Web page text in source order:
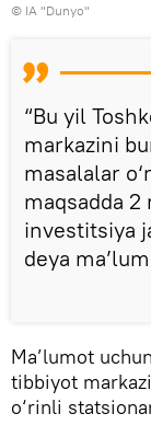
© IA "Dunyo"
“Bu yil
markazini
masalalar
maqsadda
investitsiya
deya
Ma’lumot
tibbiyot
o‘rinli